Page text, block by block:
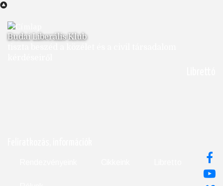
Ugrás
tartalomra
Budai Liberális Klub